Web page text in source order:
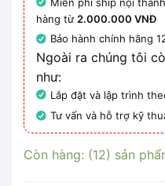
hàng từ2.000.000 VNĐ
Bảo hành chính hãng
Ngoài ra chúng tôi
như:
Lắp đặt và lập trình
Tư vấn và hỗ trợ kỹ
Còn hàng: (12) sản